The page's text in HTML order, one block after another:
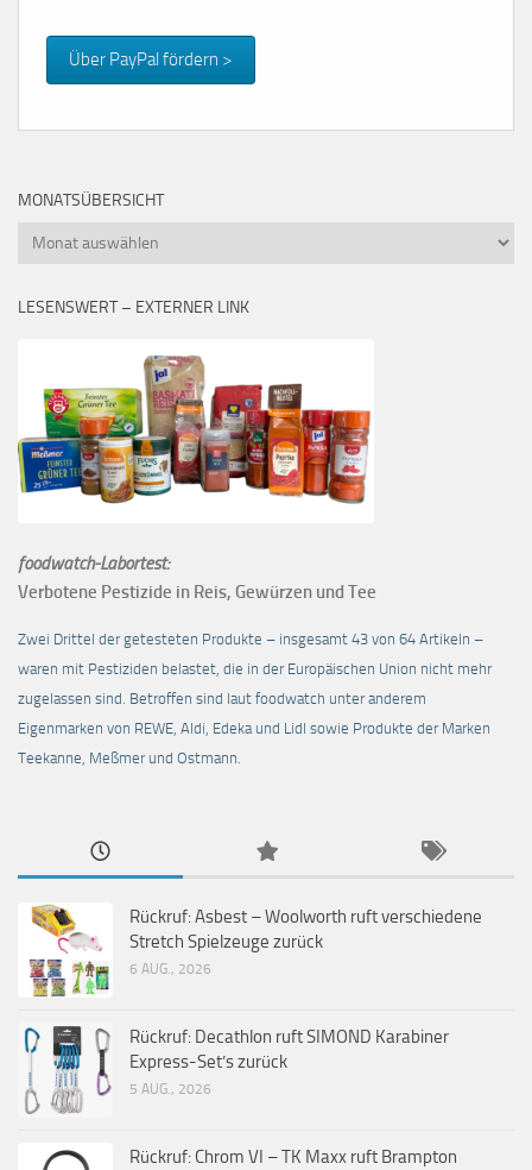
Über PayPal fördern >
MONATSÜBERSICHT
Monatsübersicht
LESENSWERT – EXTERNER LINK
foodwatch-Labortest:
Verbotene Pestizide in Reis, Gewürzen und Tee
Zwei Drittel der getesteten Produkte – insgesamt 43 von 64 Artikeln –
waren mit Pestiziden belastet, die in der Europäischen Union nicht mehr
zugelassen sind. Betroffen sind laut foodwatch unter anderem
Eigenmarken von REWE, Aldi, Edeka und Lidl sowie Produkte der Marken
Teekanne, Meßmer und Ostmann.
Rückruf: Asbest – Woolworth ruft verschiedene
Stretch Spielzeuge zurück
6 AUG., 2026
Rückruf: Decathlon ruft SIMOND Karabiner
Express-Set’s zurück
5 AUG., 2026
Rückruf: Chrom VI – TK Maxx ruft Brampton